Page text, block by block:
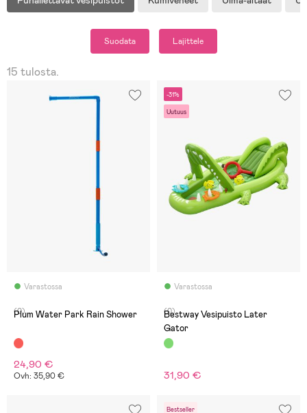
Suodata Lajittele
15 tulosta.
Varastossa
(0)
Plum Water Park Rain Shower
24,90 €
Ovh: 35,90 €
-31%
Uutuus
Varastossa
(0)
Bestway Vesipuisto Later
Gator
31,90 €
Bestseller